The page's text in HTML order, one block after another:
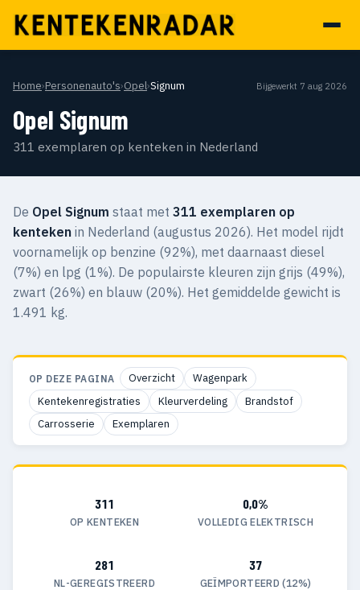
Home›Personenauto's›Opel›Signum Bijgewerkt 7 aug 2026
Opel Signum
311 exemplaren op kenteken in Nederland
De Opel Signum staat met 311 exemplaren op
kenteken in Nederland (augustus 2026). Het model rijdt
voornamelijk op benzine (92%), met daarnaast diesel
(7%) en lpg (1%). De populairste kleuren zijn grijs (49%),
zwart (26%) en blauw (20%). Het gemiddelde gewicht is
1.491 kg.
OP DEZE PAGINA Overzicht
Wagenpark
Kentekenregistraties
Kleurverdeling
Brandstof
Carrosserie
Exemplaren
311
OP KENTEKEN
0,0%
VOLLEDIG ELEKTRISCH
281
NL-GEREGISTREERD
37
GEÏMPORTEERD (12%)